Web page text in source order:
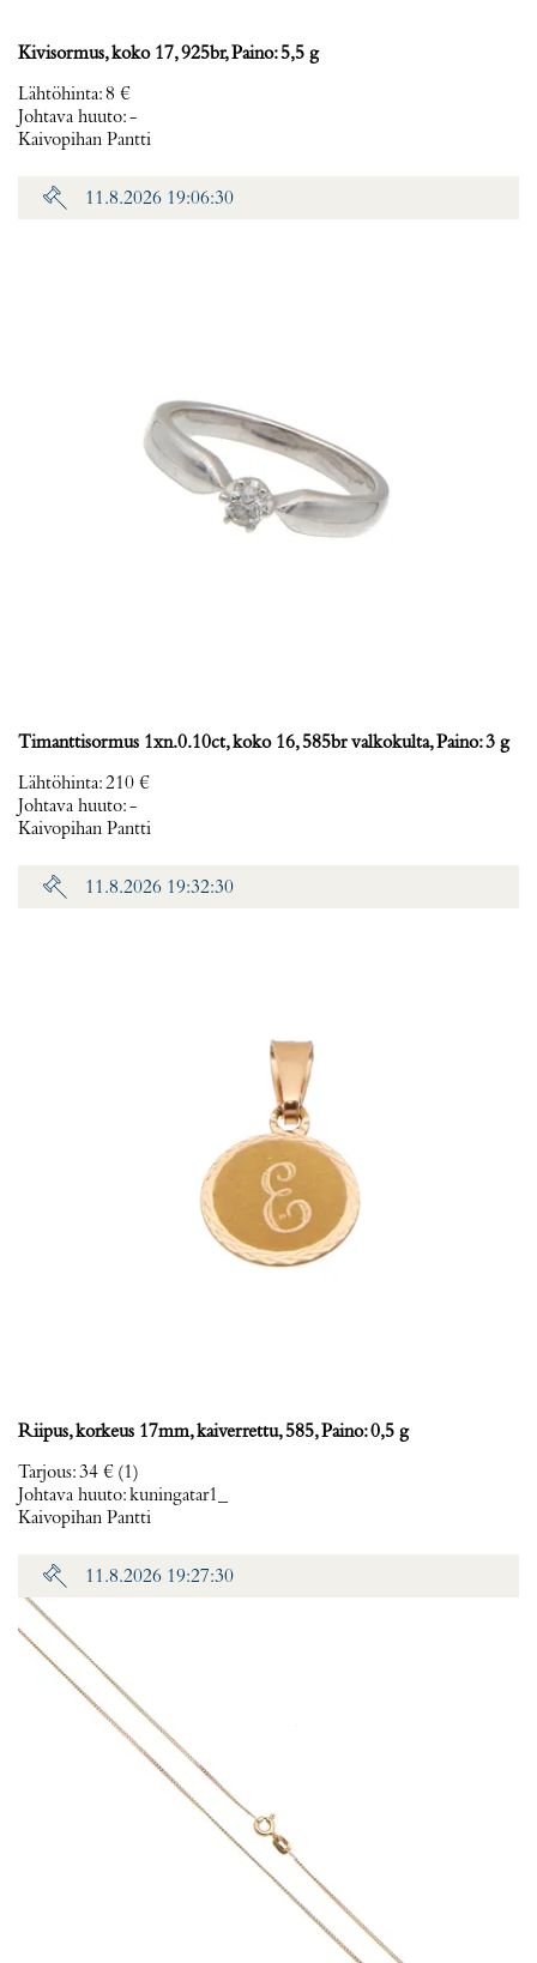
Kivisormus, koko 17, 925br, Paino: 5,5 g
Lähtöhinta:8 €
Johtava huuto:-
Kaivopihan Pantti
11.8.2026 19:06:30
Timanttisormus 1xn.0.10ct, koko 16, 585br valkokulta, Paino: 3 g
Lähtöhinta:210 €
Johtava huuto:-
Kaivopihan Pantti
11.8.2026 19:32:30
Riipus, korkeus 17mm, kaiverrettu, 585, Paino: 0,5 g
Tarjous:34 € (1)
Johtava huuto:kuningatar1_
Kaivopihan Pantti
11.8.2026 19:27:30